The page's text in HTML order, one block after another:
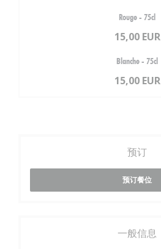
Rouge - 75cl
15,00 EUR
Blanche - 75cl
15,00 EUR
预订
预订餐位
一般信息